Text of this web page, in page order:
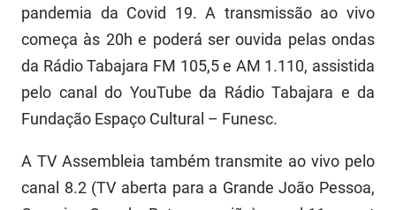
pandemia da Covid 19. A transmissão ao vivo
começa às 20h e poderá ser ouvida pelas ondas
da Rádio Tabajara FM 105,5 e AM 1.110, assistida
pelo canal do YouTube da Rádio Tabajara e da
Fundação Espaço Cultural – Funesc.
A TV Assembleia também transmite ao vivo pelo
canal 8.2 (TV aberta para a Grande João Pessoa,